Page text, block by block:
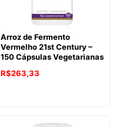
Arroz de Fermento
Vermelho 21st Century –
150 Cápsulas Vegetarianas
R$263,33